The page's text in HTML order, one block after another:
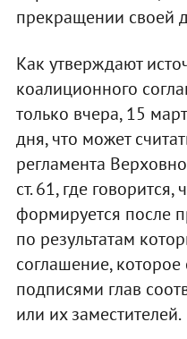
прекращении своей
Как утверждают
коалиционного
только вчера, 15
дня, что может
регламента
ст. 61, где
формируется после
по результатам
соглашение,
подписями глав
или их заместителей.